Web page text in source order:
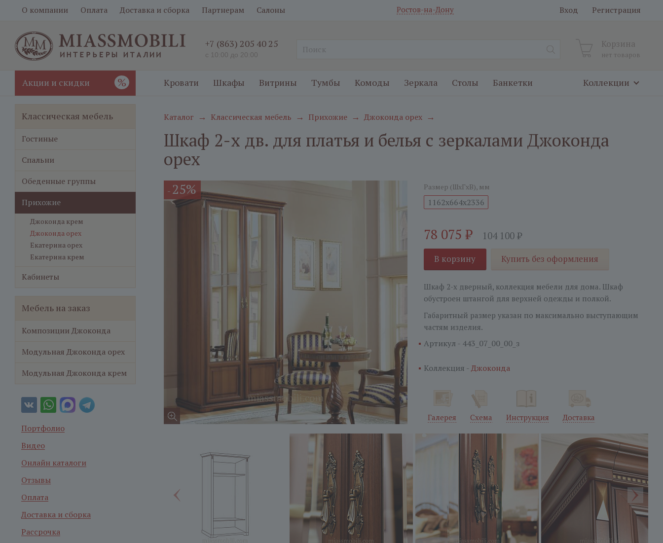
О компании Оплата Доставка и сборка Партнерам Салоны Ростов-на-Дону Вход Регистрация
+7 (863) 205 40 25
с 10:00 до 20:00
Корзина
нет товаров
Акции и скидки % Кровати Шкафы Витрины Тумбы Комоды Зеркала Столы Банкетки Коллекции
Каталог → Классическая мебель → Прихожие → Джоконда орех →
Шкаф 2-х дв. для платья и белья с зеркалами Джоконда
орех
- 25% Размер (ШxГxВ), мм
1162x664x2336
78 075 ₽ 104 100₽
В корзину Купить без оформления
Шкаф 2-х дверный, коллекция мебели для дома. Шкаф
обустроен штангой для верхней одежды и полкой.
Габаритный размер указан по максимально выступающим
частям изделия.
Артикул - 443_07_00_00_з
Коллекция -Джоконда
Галерея Схема Инструкция Доставка
Классическая мебель
Гостиные
Спальни
Обеденные группы
Прихожие
Джоконда крем
Джоконда орех
Екатерина орех
Екатерина крем
Кабинеты
Мебель на заказ
Композиции Джоконда
Модульная Джоконда орех
Модульная Джоконда крем
Портфолио
Видео
Онлайн каталоги
Отзывы
Оплата
Доставка и сборка
Рассрочка